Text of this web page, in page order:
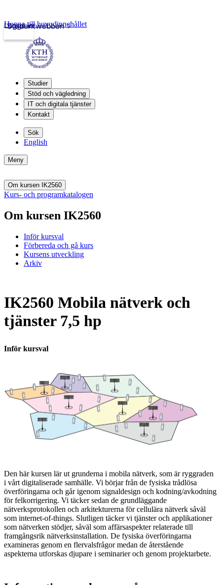
Studentwebben
Logga in
Hoppa till huvudinnehållet
Studier
Stöd och vägledning
IT och digitala tjänster
Kontakt
Sök
English
Meny
Om kursen IK2560
Kurs- och programkatalogen
Om kursen IK2560
Inför kursval
Förbereda och gå kurs
Kursens utveckling
Arkiv
IK2560 Mobila nätverk och
tjänster 7,5 hp
Inför kursval
Den här kursen lär ut grunderna i mobila nätverk, som är ryggraden
i vårt digitaliserade samhälle. Vi börjar från de fysiska trådlösa
överföringarna och går igenom signaldesign och kodning/avkodning
för felkorrigering. Vi täcker sedan de grundläggande
nätverksprotokollen och arkitekturerna för cellulära nätverk såväl
som internet-of-things. Slutligen täcker vi tjänster och applikationer
som nätverken stödjer, såväl som affärsaspekter relaterade till
framgångsrik nätverksinstallation. De fysiska överföringarna
examineras genom en flervalsfrågor medan de återstående
aspekterna utforskas djupare i seminarier och genom projektarbete.